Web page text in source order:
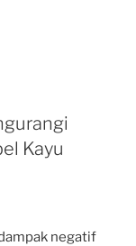
Kayu
negatif